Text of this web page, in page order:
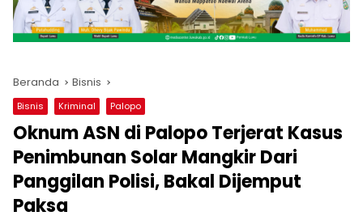
Beranda Bisnis
Bisnis Kriminal Palopo
Oknum ASN di Palopo Terjerat Kasus
Penimbunan Solar Mangkir Dari
Panggilan Polisi, Bakal Dijemput
Paksa